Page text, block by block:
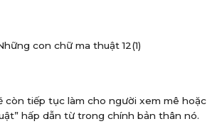
còn tiếp tục làm cho người xem mê hoặc
hấp dẫn từ trong chính bản thân nó.